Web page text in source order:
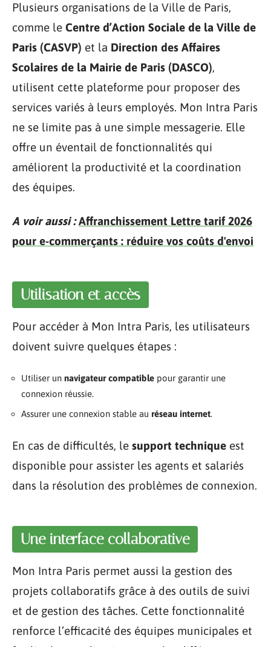
Plusieurs organisations de la Ville de Paris,
comme le Centre d’Action Sociale de la Ville de
Paris (CASVP) et la Direction des Affaires
Scolaires de la Mairie de Paris (DASCO),
utilisent cette plateforme pour proposer des
services variés à leurs employés. Mon Intra Paris
ne se limite pas à une simple messagerie. Elle
offre un éventail de fonctionnalités qui
améliorent la productivité et la coordination
des équipes.
A voir aussi : Affranchissement Lettre tarif 2026
pour e-commerçants : réduire vos coûts d'envoi
Utilisation et accès
Pour accéder à Mon Intra Paris, les utilisateurs
doivent suivre quelques étapes :
Utiliser un navigateur compatible pour garantir une
connexion réussie.
Assurer une connexion stable au réseau internet.
En cas de difficultés, le support technique est
disponible pour assister les agents et salariés
dans la résolution des problèmes de connexion.
Une interface collaborative
Mon Intra Paris permet aussi la gestion des
projets collaboratifs grâce à des outils de suivi
et de gestion des tâches. Cette fonctionnalité
renforce l’efficacité des équipes municipales et